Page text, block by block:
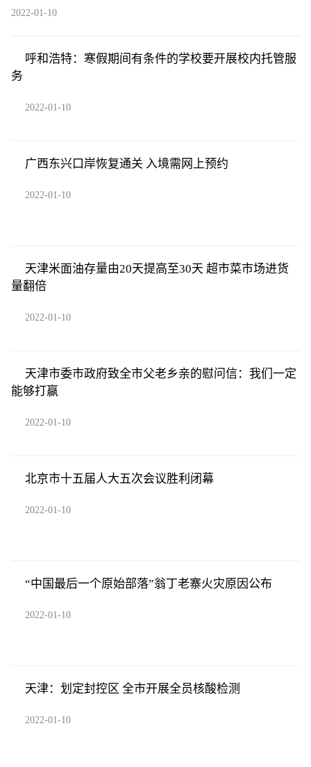
2022-01-10
呼和浩特：寒假期间有条件的学校要开展校内托管服
务
2022-01-10
广西东兴口岸恢复通关 入境需网上预约
2022-01-10
天津米面油存量由20天提高至30天 超市菜市场进货
量翻倍
2022-01-10
天津市委市政府致全市父老乡亲的慰问信：我们一定
能够打赢
2022-01-10
北京市十五届人大五次会议胜利闭幕
2022-01-10
“中国最后一个原始部落”翁丁老寨火灾原因公布
2022-01-10
天津：划定封控区 全市开展全员核酸检测
2022-01-10